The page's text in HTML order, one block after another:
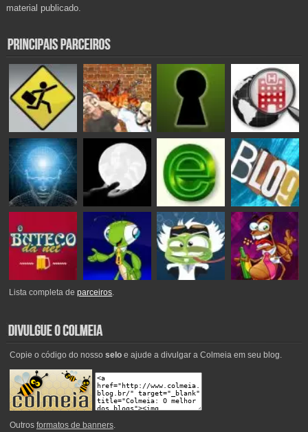
material publicado.
Lista completa deparceiros.
Copie o código do nosso seloe ajude a divulgar a Colmeia em seu blog.
Outros formatos de banners.